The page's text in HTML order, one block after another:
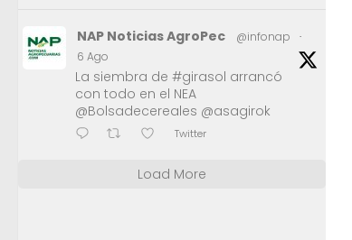
NAP Noticias AgroPec @infonap
·
6 Ago
La siembra de #girasol arrancó
con todo en el NEA
@Bolsadecereales @asagirok
Twitter
Load More